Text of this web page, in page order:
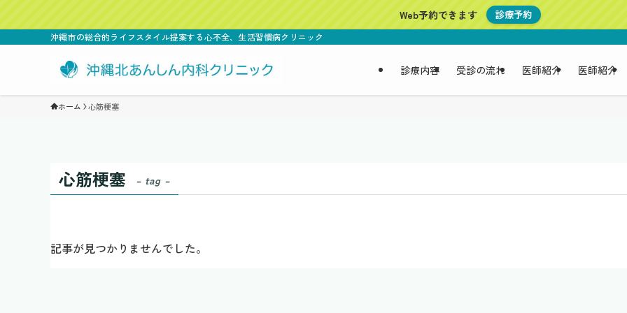
Web予約できます 診療予約
沖縄市の総合的ライフスタイル提案する心不全、生活習慣病クリニック
診療内容 受診の流れ 医師紹介 医師紹介
ホーム 心筋梗塞
心筋梗塞 – tag –
記事が見つかりませんでした。